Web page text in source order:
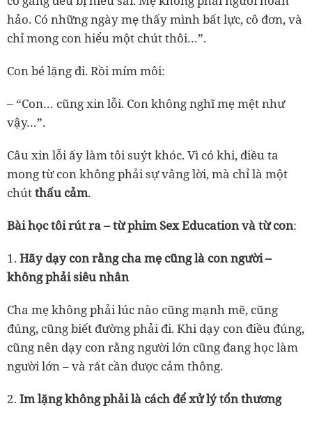
hảo. Có những ngày mẹ thấy mình bất lực, cô đơn, và
chỉ mong con hiểu một chút thôi…”.
Con bé lặng đi. Rồi mím môi:
– “Con… cũng xin lỗi. Con không nghĩ mẹ mệt như
vậy…”.
Câu xin lỗi ấy làm tôi suýt khóc. Vì có khi, điều ta
mong từ con không phải sự vâng lời, mà chỉ là một
chútthấu cảm.
Bài học tôi rút ra – từ phim Sex Education và từ con:
1. Hãy dạy con rằng cha mẹ cũng là con người –
không phải siêu nhân
Cha mẹ không phải lúc nào cũng mạnh mẽ, cũng
đúng, cũng biết đường phải đi. Khi dạy con điều đúng,
cũng nên dạy con rằng người lớn cũng đang học làm
người lớn – và rất cần được cảm thông.
2. Im lặng không phải là cách để xử lý tổn thương